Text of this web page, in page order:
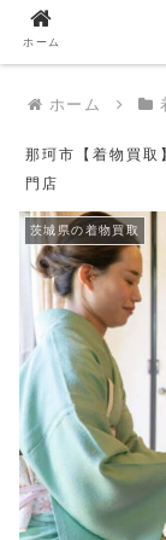
ホーム
那珂市【着物買取
門店
茨城県の着物買取
ホーム